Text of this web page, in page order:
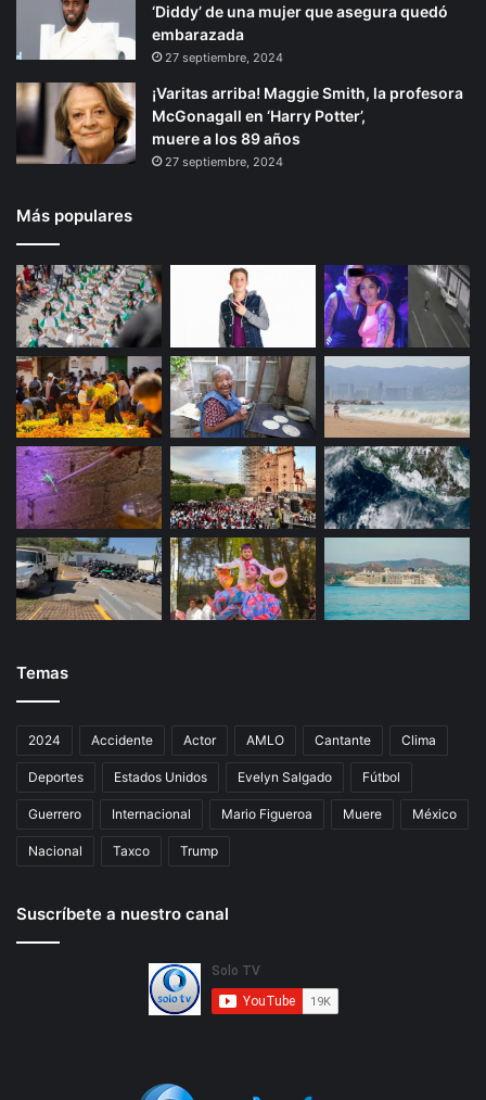
‘Diddy’ de una mujer que asegura quedó
embarazada
27 septiembre, 2024
¡Varitas arriba! Maggie Smith, la profesora
McGonagall en ‘Harry Potter’,
muere a los 89 años
27 septiembre, 2024
Más populares
Temas
2024 Accidente Actor AMLO Cantante Clima
Deportes Estados Unidos Evelyn Salgado Fútbol
Guerrero Internacional Mario Figueroa Muere México
Nacional Taxco Trump
Suscríbete a nuestro canal